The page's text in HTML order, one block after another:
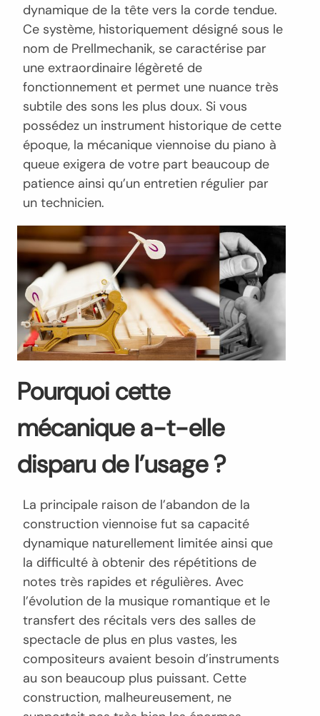
dynamique de la tête vers la corde tendue.
Ce système, historiquement désigné sous le
nom de Prellmechanik, se caractérise par
une extraordinaire légèreté de
fonctionnement et permet une nuance très
subtile des sons les plus doux. Si vous
possédez un instrument historique de cette
époque, la mécanique viennoise du piano à
queue exigera de votre part beaucoup de
patience ainsi qu’un entretien régulier par
un technicien.
Pourquoi cette
mécanique a-t-elle
disparu de l’usage ?
La principale raison de l’abandon de la
construction viennoise fut sa capacité
dynamique naturellement limitée ainsi que
la difficulté à obtenir des répétitions de
notes très rapides et régulières. Avec
l’évolution de la musique romantique et le
transfert des récitals vers des salles de
spectacle de plus en plus vastes, les
compositeurs avaient besoin d’instruments
au son beaucoup plus puissant. Cette
construction, malheureusement, ne